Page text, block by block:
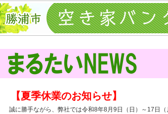
【夏季休業のお知らせ】
誠に勝手ながら、弊社では令和8年8月9日（日）～17日（